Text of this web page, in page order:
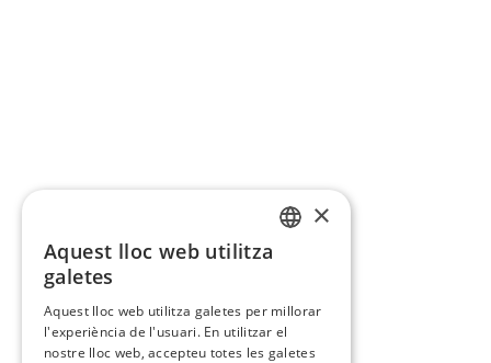
×
Aquest lloc web utilitza
galetes
Aquest lloc web utilitza galetes per millorar
l'experiència de l'usuari. En utilitzar el
nostre lloc web, accepteu totes les galetes